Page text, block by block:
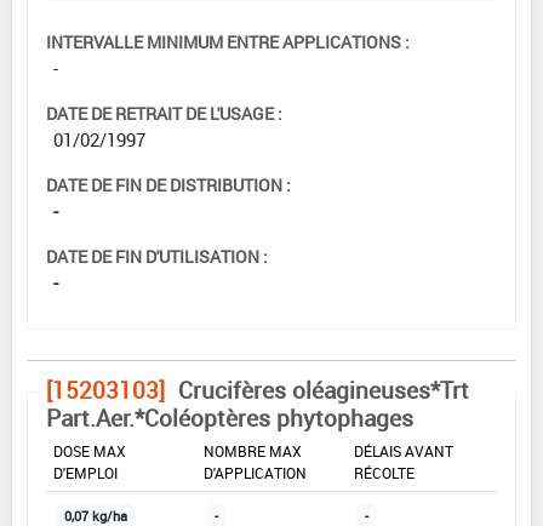
INTERVALLE MINIMUM ENTRE APPLICATIONS :
-
DATE DE RETRAIT DE L'USAGE :
01/02/1997
DATE DE FIN DE DISTRIBUTION :
-
DATE DE FIN D'UTILISATION :
-
[15203103] Crucifères oléagineuses*Trt
Part.Aer.*Coléoptères phytophages
DOSE MAX
D'EMPLOI
NOMBRE MAX
D'APPLICATION
DÉLAIS AVANT
RÉCOLTE
0,07 kg/ha - -